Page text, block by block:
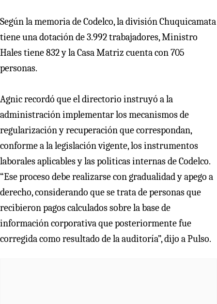
Según la memoria de Codelco, la división Chuquicamata
tiene una dotación de 3.992 trabajadores, Ministro
Hales tiene 832 y la Casa Matriz cuenta con 705
personas.
Agnic recordó que el directorio instruyó a la
administración implementar los mecanismos de
regularización y recuperación que correspondan,
conforme a la legislación vigente, los instrumentos
laborales aplicables y las politicas internas de Codelco.
“Ese proceso debe realizarse con gradualidad y apego a
derecho, considerando que se trata de personas que
recibieron pagos calculados sobre la base de
información corporativa que posteriormente fue
corregida como resultado de la auditoría”, dijo a Pulso.